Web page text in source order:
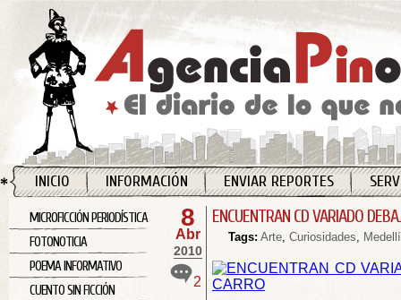
INICIO INFORMACIÓN ENVIAR REPORTES
MICROFICCIÓN PERIODÍSTICA
FOTONOTICIA
POEMA INFORMATIVO
CUENTO SIN FICCIÓN
8
Abr
2010
2
ENCUENTRAN CD VARIADO
Tags: Arte, Curiosidades,